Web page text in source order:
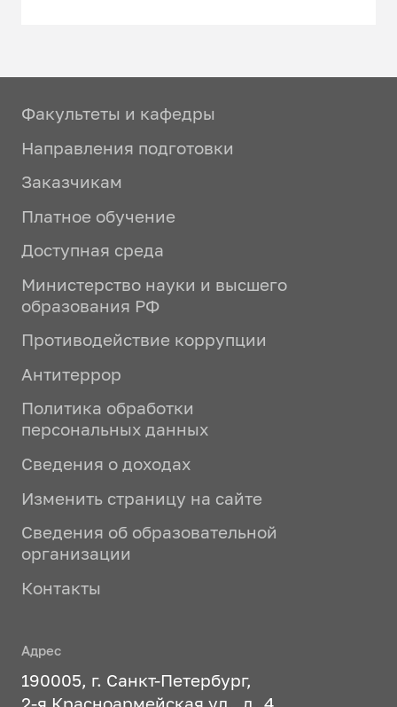
Факультеты и кафедры
Направления подготовки
Заказчикам
Платное обучение
Доступная среда
Министерство науки и высшего
образования РФ
Противодействие коррупции
Антитеррор
Политика обработки
персональных данных
Сведения о доходах
Изменить страницу на сайте
Сведения об образовательной
организации
Контакты
Адрес
190005, г. Санкт-Петербург,
2-я Красноармейская ул., д. 4